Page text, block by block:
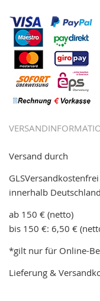
Versand durch
GLSVersandkostenfrei
innerhalb
ab 150 € (netto)
bis 150 €: 6,50 €
*gilt nur für Online-
Lieferung &